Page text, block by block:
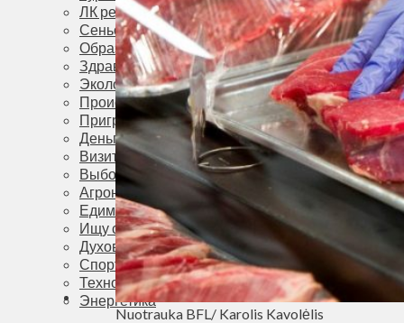
ЛК рекомендует
Сеньорам
Образование
Здравоохранение
Экология
Происшествия
Приграничье
Деньги
Визиты
Выборы
Агроновости
Едим дома
Ищу семью
Духовное пространство
Спорт
Технологии
Энергетика
Nuotrauka BFL/ Karolis Kavolėlis